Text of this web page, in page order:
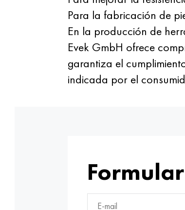
Para la fabricación de
En la producción de
Evek GmbH ofrece
garantiza el
indicada por el